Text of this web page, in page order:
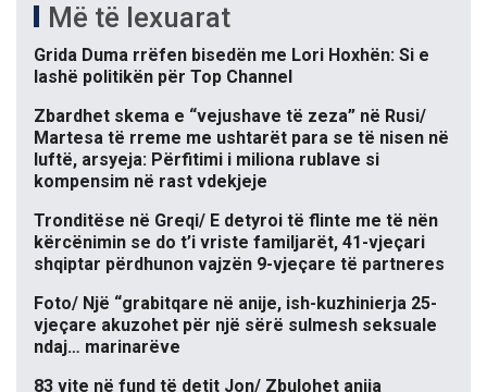
Më të lexuarat
Grida Duma rrëfen bisedën me Lori Hoxhën: Si e
lashë politikën për Top Channel
Zbardhet skema e “vejushave të zeza” në Rusi/
Martesa të rreme me ushtarët para se të nisen në
luftë, arsyeja: Përfitimi i miliona rublave si
kompensim në rast vdekjeje
Tronditëse në Greqi/ E detyroi të flinte me të nën
kërcënimin se do t’i vriste familjarët, 41-vjeçari
shqiptar përdhunon vajzën 9-vjeçare të partneres
Foto/ Një “grabitqare në anije, ish-kuzhinierja 25-
vjeçare akuzohet për një sërë sulmesh seksuale
ndaj… marinarëve
83 vite në fund të detit Jon/ Zbulohet anija